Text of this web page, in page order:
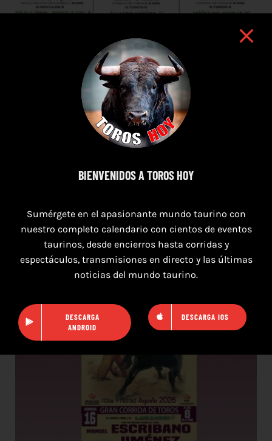
7 de agosto de 2026
TOROS PUERTO DE SANTA MARÍA DEL 7 AL 9
DE AGOSTO 2026
BIENVENIDOS A TOROS HOY
Sumérgete en el apasionante mundo taurino con
nuestro completo calendario con cientos de eventos
taurinos, desde encierros hasta corridas y
espectáculos, transmisiones en directo y las últimas
noticias del mundo taurino.
DESCARGA
ANDROID
DESCARGA IOS